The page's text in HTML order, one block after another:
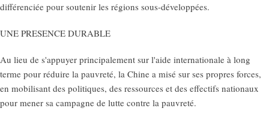
différenciée pour soutenir les régions sous-développées.
UNE PRESENCE DURABLE
Au lieu de s'appuyer principalement sur l'aide internationale à long
terme pour réduire la pauvreté, la Chine a misé sur ses propres forces,
en mobilisant des politiques, des ressources et des effectifs nationaux
pour mener sa campagne de lutte contre la pauvreté.